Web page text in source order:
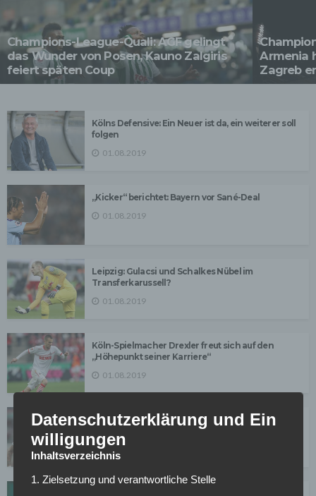
Champions-League-Quali: AGF gelingt
das Wunder von Posen, Kauno Zalgiris
feiert späten Coup
Armenia
Zagreb
Kölns Defensive: Ein Neuer ist da, ein weiterer soll
folgen
01.08.2019
„Kicker“ berichtet: Bayern vor Sané-Deal
01.08.2019
Leipzig: Gulacsi und Schalkes Nübel im
Transferkarussell?
01.08.2019
Köln-Spielmacher Drexler freut sich auf den
„Höhepunkt seiner Karriere“
01.08.2019
FCA-Angreifer André Hahn hat „Augsburg viel zu
01.08.2019
Datenschutzerklärung und Ein
willigungen
Inhaltsverzeichnis
1. Zielsetzung und verantwortliche Stelle